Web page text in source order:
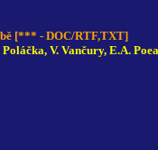
[*** - DOC/RTF,TXT]
V. Vančury, E.A.